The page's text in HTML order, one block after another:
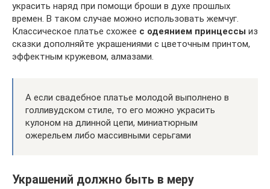
украсить наряд при помощи броши в духе прошлых
времен. В таком случае можно использовать жемчуг.
Классическое платье схожее с одеянием принцессы из
сказки дополняйте украшениями с цветочным принтом,
эффектным кружевом, алмазами.
А если свадебное платье молодой выполнено в
голливудском стиле, то его можно украсить
кулоном на длинной цепи, миниатюрным
ожерельем либо массивными серьгами
Украшений должно быть в меру